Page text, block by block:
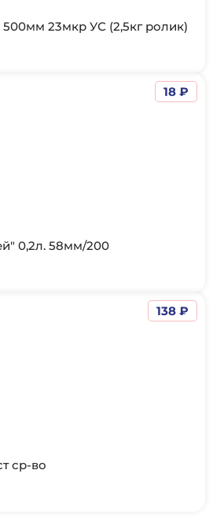
500мм 23мкр УС (2,5кг ролик)
0,2л. 58мм/200
18 ₽
ср-во
138 ₽